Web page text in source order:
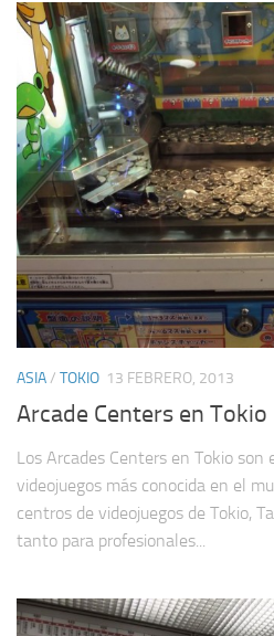
ASIA/ TOKIO 13 FEBRERO, 2013
Arcade Centers en Tokio
Los Arcades Centers en Tokio
videojuegos más conocida en el
centros de videojuegos de Tokio,
tanto para profesionales...